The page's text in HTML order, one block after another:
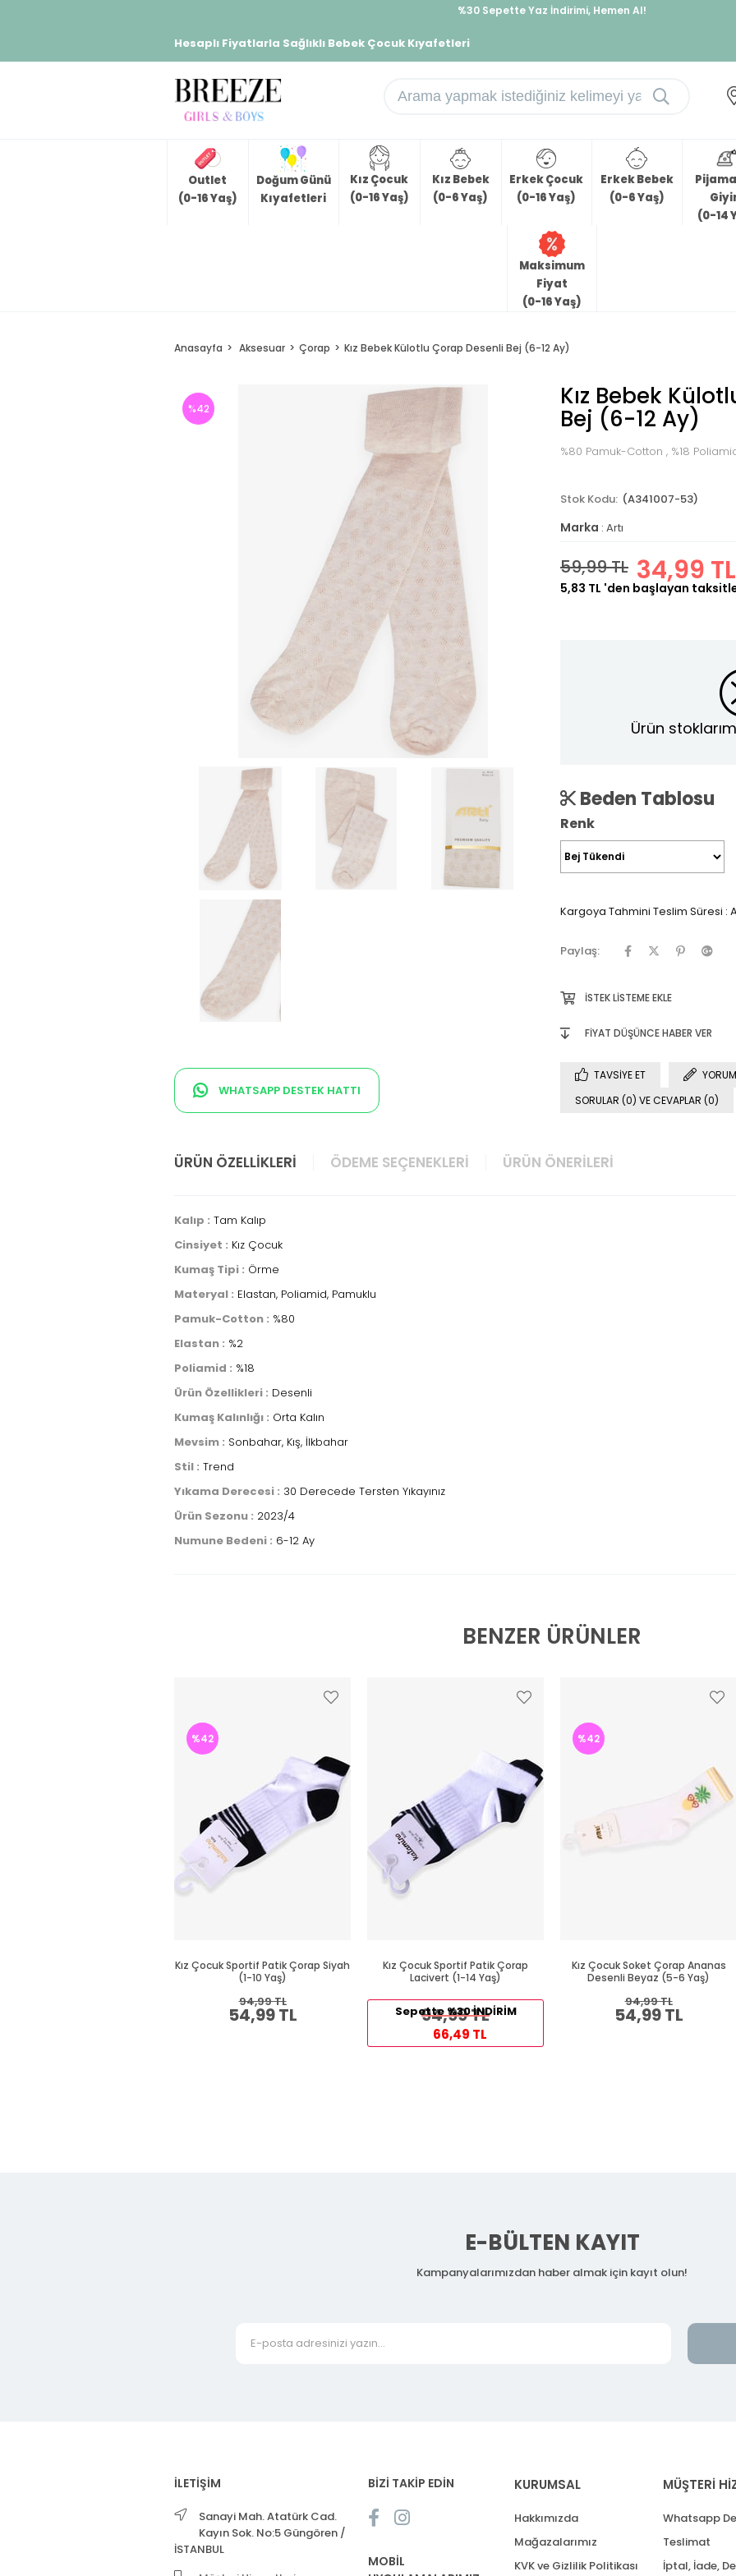
%30 Sepette Yaz İndirimi, Hemen Al!
Hesaplı Fiyatlarla Sağlıklı Bebek Çocuk Kıyafetleri
Outlet
(0-16 Yaş)
Doğum Günü
Kıyafetleri
Kız Çocuk
(0-16 Yaş)
Kız Bebek
(0-6 Yaş)
Erkek Çocuk
(0-16 Yaş)
Erkek Bebek
(0-6 Yaş)
(0-14
Maksimum
Fiyat
(0-16 Yaş)
Anasayfa Aksesuar Çorap Kız Bebek Külotlu Çorap Desenli Bej (6-12 Ay)
%42
WHATSAPP DESTEK HATTI
Kız Bebek
Bej (6-12 Ay)
%80 Pamuk-Cotton , %18
(A341007-53)
Marka : Artı
59,99 TL 34,99 TL
5,83 TL 'den başlayan
Ürün
Beden Tablosu
Renk
Kargoya Tahmini Teslim Süresi :
Paylaş:
İSTEK LISTEME EKLE
FIYAT DÜŞÜNCE HABER VER
TAVSIYE ET
SORULAR (0) VE CEVAPLAR (0)
ÜRÜN ÖZELLIKLERI ÖDEME SEÇENEKLERI ÜRÜN ÖNERILERI
Kalıp : Tam Kalıp
Cinsiyet : Kız Çocuk
Kumaş Tipi : Örme
Materyal : Elastan, Poliamid, Pamuklu
Pamuk-Cotton : %80
Elastan : %2
Poliamid : %18
Ürün Özellikleri : Desenli
Kumaş Kalınlığı : Orta Kalın
Mevsim : Sonbahar, Kış, İlkbahar
Stil : Trend
Yıkama Derecesi : 30 Derecede Tersten Yıkayınız
Ürün Sezonu : 2023/4
Numune Bedeni : 6-12 Ay
BENZER ÜRÜNLER
Kız Çocuk Sportif Patik Çorap Siyah
(1-10 Yaş)
54,99 TL
94,99 TL
%42
Kız Çocuk Sportif Patik Çorap
Lacivert (1-14 Yaş)
94,99 TL
Sepette %30 İNDİRİM
66,49 TL
Kız Çocuk Soket Çorap Ananas
Desenli Beyaz (5-6 Yaş)
54,99 TL
94,99 TL
%42
E-BÜLTEN KAYIT
Kampanyalarımızdan haber almak için kayıt olun!
İLETİŞİM
Sanayi Mah. Atatürk Cad.
Kayın Sok. No:5 Güngören /
İSTANBUL
BİZİ TAKİP EDİN
MOBİL
KURUMSAL
Hakkımızda
Mağazalarımız
KVK ve Gizlilik Politikası
MÜŞTERİ
Whatsapp
Teslimat
İptal, İade,